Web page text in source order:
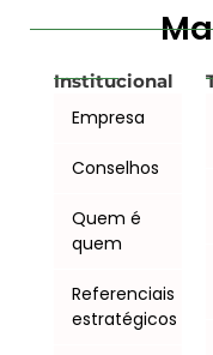
Institucional
Empresa
Conselhos
Quem é
quem
Referenciais
estratégicos